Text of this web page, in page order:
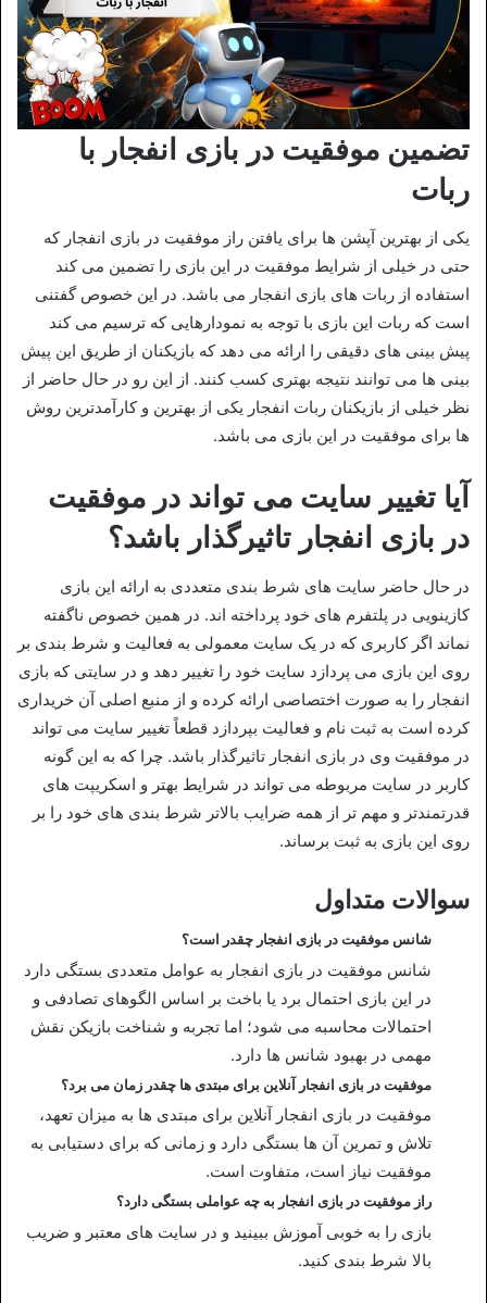
تضمین موفقیت در بازی انفجار با
ربات
یکی از بهترین آپشن‌ ها برای یافتن راز موفقیت در بازی انفجار که
حتی در خیلی از شرایط موفقیت در این بازی را تضمین می‌ کند
استفاده از ربات‌ های بازی انفجار می‌ باشد. در این خصوص گفتنی
است که ربات این بازی با توجه به نمودارهایی که ترسیم می‌ کند
پیش‌ بینی‌ های دقیقی را ارائه می‌ دهد که بازیکنان از طریق این پیش‌
بینی‌ ها می‌ توانند نتیجه بهتری کسب کنند. از این رو در حال حاضر از
نظر خیلی از بازیکنان ربات انفجار یکی از بهترین و کارآمدترین روش
ها برای موفقیت در این بازی می باشد.
آیا تغییر سایت می‌ تواند در موفقیت
در بازی انفجار تاثیرگذار باشد؟
در حال حاضر سایت‌ های شرط‌ بندی متعددی به ارائه این بازی
کازینویی در پلتفرم‌ های خود پرداخته اند. در همین خصوص ناگفته
نماند اگر کاربری که در یک سایت معمولی به فعالیت و شرط‌ بندی بر
روی این بازی می‌ پردازد سایت خود را تغییر دهد و در سایتی که بازی
انفجار را به صورت اختصاصی ارائه کرده و از منبع اصلی آن خریداری
کرده است به ثبت نام و فعالیت بپردازد قطعاً تغییر سایت می‌ تواند
در موفقیت وی در بازی انفجار تاثیرگذار باشد. چرا که به این گونه
کاربر در سایت مربوطه می‌ تواند در شرایط بهتر و اسکریپت‌ های
قدرتمندتر و مهم تر از همه ضرایب بالاتر شرط‌ بندی‌ های خود را بر
روی این بازی به ثبت برساند.
سوالات متداول
شانس موفقیت در بازی انفجار چقدر است؟
شانس موفقیت در بازی انفجار به عوامل متعددی بستگی دارد
در این بازی احتمال برد یا باخت بر اساس الگوهای تصادفی و
احتمالات محاسبه می شود؛ اما تجربه و شناخت بازیکن نقش
مهمی در بهبود شانس‌ ها دارد.
موفقیت در بازی انفجار آنلاین برای مبتدی ها چقدر زمان می برد؟
موفقیت در بازی انفجار آنلاین برای مبتدی‌ ها به میزان تعهد،
تلاش و تمرین آن‌ ها بستگی دارد و زمانی که برای دستیابی به
موفقیت نیاز است، متفاوت است.
راز موفقیت در بازی انفجار به چه عواملی بستگی دارد؟
بازی را به خوبی آموزش ببینید و در سایت های معتبر و ضریب
بالا شرط بندی کنید.